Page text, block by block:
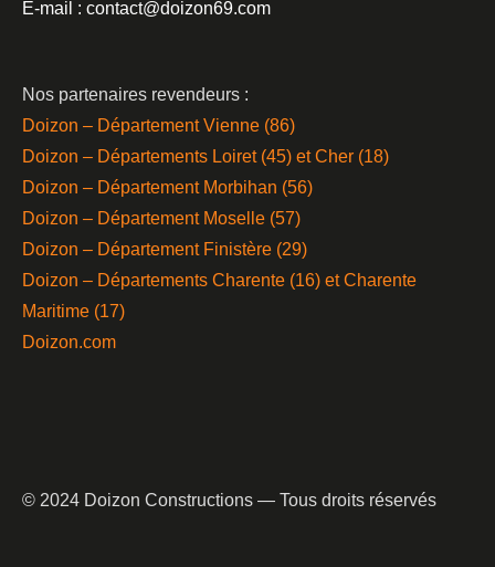
E-mail : contact@doizon69.com
Nos partenaires revendeurs :
Doizon – Département Vienne (86)
Doizon – Départements Loiret (45) et Cher (18)
Doizon – Département Morbihan (56)
Doizon – Département Moselle (57)
Doizon – Département Finistère (29)
Doizon – Départements Charente (16) et Charente
Maritime (17)
Doizon.com
© 2024 Doizon Constructions — Tous droits réservés